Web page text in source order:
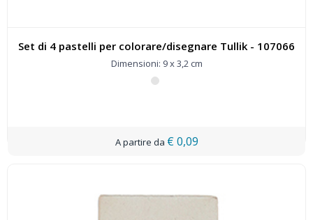
Set di 4 pastelli per colorare/disegnare Tullik - 107066
Dimensioni: 9 x 3,2 cm
€ 0,09